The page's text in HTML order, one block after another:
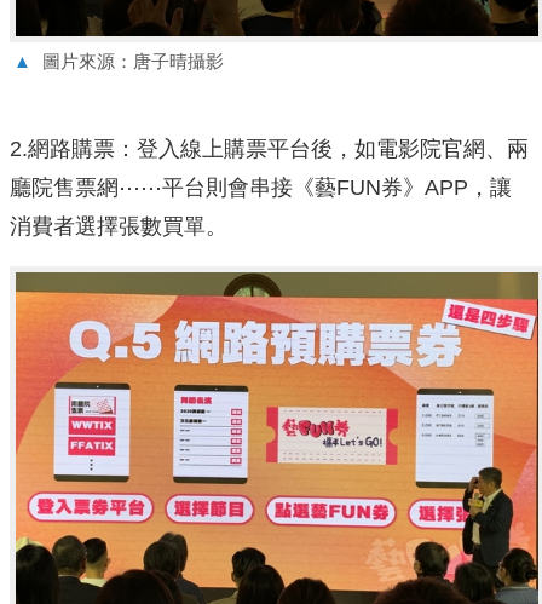
▲ 圖片來源：唐子晴攝影
2.網路購票：登入線上購票平台後，如電影院官網、兩
廳院售票網⋯⋯平台則會串接《藝FUN券》APP，讓
消費者選擇張數買單。